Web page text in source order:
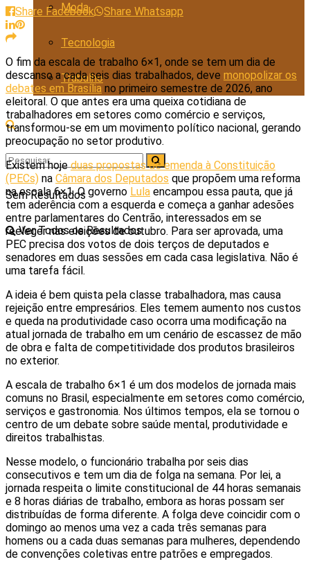
Moda
Tecnologia
Trabalho
Sem Resultados
Ver Todos os Resultados
Share Facebook
Share Whatsapp
O fim da escala de trabalho 6×1, onde se tem um dia de
descanso a cada seis dias trabalhados, deve monopolizar os
debates em Brasília no primeiro semestre de 2026, ano
eleitoral. O que antes era uma queixa cotidiana de
trabalhadores em setores como comércio e serviços,
transformou-se em um movimento político nacional, gerando
preocupação no setor produtivo.
Existem hojeduas propostas de emenda à Constituição
(PECs) na Câmara dos Deputados que propõem uma reforma
na escala 6×1. O governo Lula encampou essa pauta, que já
tem aderência com a esquerda e começa a ganhar adesões
entre parlamentares do Centrão, interessados em se
reeleger nas eleições de outubro. Para ser aprovada, uma
PEC precisa dos votos de dois terços de deputados e
senadores em duas sessões em cada casa legislativa. Não é
uma tarefa fácil.
A ideia é bem quista pela classe trabalhadora, mas causa
rejeição entre empresários. Eles temem aumento nos custos
e queda na produtividade caso ocorra uma modificação na
atual jornada de trabalho em um cenário de escassez de mão
de obra e falta de competitividade dos produtos brasileiros
no exterior.
A escala de trabalho 6×1 é um dos modelos de jornada mais
comuns no Brasil, especialmente em setores como comércio,
serviços e gastronomia. Nos últimos tempos, ela se tornou o
centro de um debate sobre saúde mental, produtividade e
direitos trabalhistas.
Nesse modelo, o funcionário trabalha por seis dias
consecutivos e tem um dia de folga na semana. Por lei, a
jornada respeita o limite constitucional de 44 horas semanais
e 8 horas diárias de trabalho, embora as horas possam ser
distribuídas de forma diferente. A folga deve coincidir com o
domingo ao menos uma vez a cada três semanas para
homens ou a cada duas semanas para mulheres, dependendo
de convenções coletivas entre patrões e empregados.